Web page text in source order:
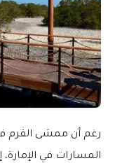
رغم أن ممشى القرم
المسارات في